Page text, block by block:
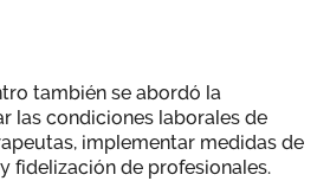
también se abordó la
las condiciones laborales de
implementar medidas de
fidelización de profesionales.